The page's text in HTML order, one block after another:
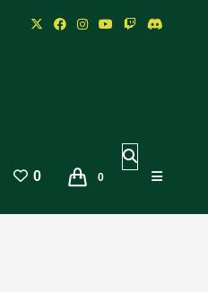
0 0
Website-
Suche